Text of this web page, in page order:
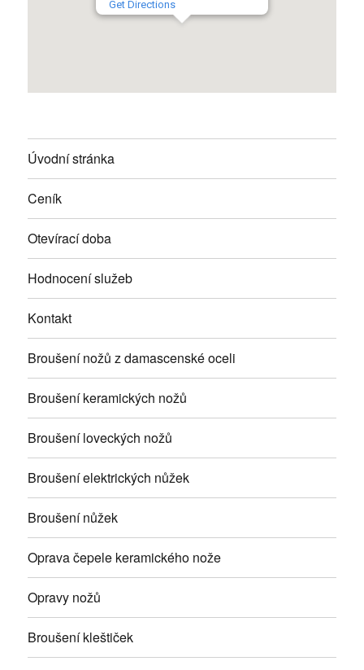
Get Directions
Úvodní stránka
Ceník
Otevírací doba
Hodnocení služeb
Kontakt
Broušení nožů z damascenské oceli
Broušení keramických nožů
Broušení loveckých nožů
Broušení elektrických nůžek
Broušení nůžek
Oprava čepele keramického nože
Opravy nožů
Broušení kleštiček